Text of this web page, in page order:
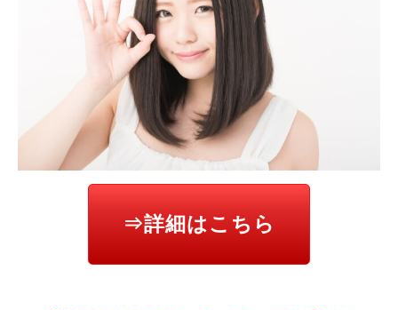
⇒詳細はこちら